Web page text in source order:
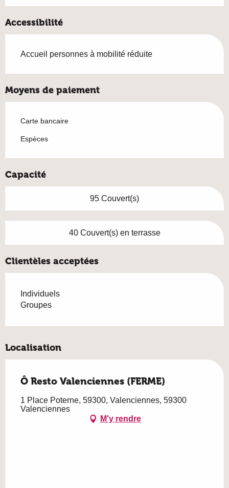
Accessibilité
Accueil personnes à mobilité réduite
Moyens de paiement
Carte bancaire
Espèces
Capacité
95 Couvert(s)
40 Couvert(s) en terrasse
Clientèles acceptées
Individuels
Groupes
Localisation
Ô Resto Valenciennes (FERME)
1 Place Poterne, 59300, Valenciennes, 59300
Valenciennes
M'y rendre